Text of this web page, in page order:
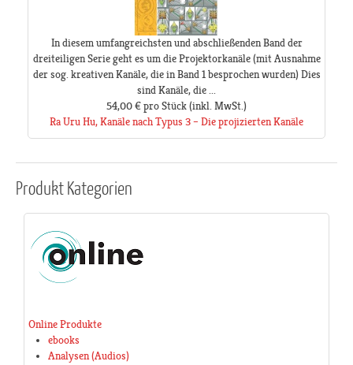
In diesem umfangreichsten und abschließenden Band der
dreiteiligen Serie geht es um die Projektorkanäle (mit Ausnahme
der sog. kreativen Kanäle, die in Band 1 besprochen wurden) Dies
sind Kanäle, die ...
54,00 €pro Stück(inkl. MwSt.)
Ra Uru Hu, Kanäle nach Typus 3 – Die projizierten Kanäle
ProduktKategorien
Online Produkte
ebooks
Analysen (Audios)